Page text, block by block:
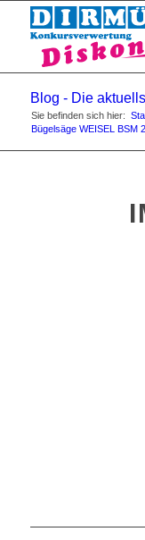
Blog - Die
Sie befinden sich hier:
Bügelsäge WEISEL BSM